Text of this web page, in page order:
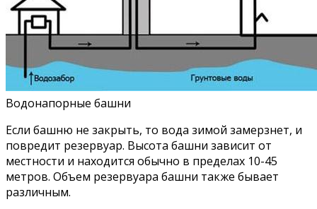
Водонапорные башни
Если башню не закрыть, то вода зимой замерзнет, и
повредит резервуар. Высота башни зависит от
местности и находится обычно в пределах 10-45
метров. Объем резервуара башни также бывает
различным.